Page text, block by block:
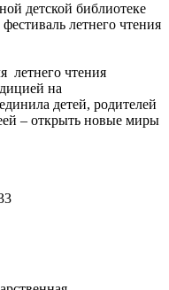
детской библиотеке
летнего чтения
летнего чтения
на
детей, родителей
– открыть новые миры